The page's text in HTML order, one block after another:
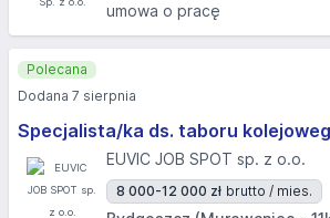
umowa o pracę
Specjalista/ka ds. taboru
EUVIC JOB SPOT sp. z o.o.
8 000-12 000 zł brutto / mies.
Polecana
Dodana 7 sierpnia